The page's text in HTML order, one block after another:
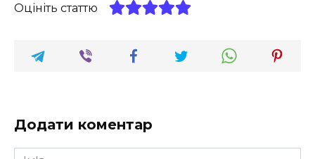
Оцініть статтю
Додати коментар
Ім'я